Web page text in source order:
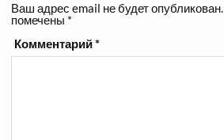
Ваш адрес email не будет опубликован.
помечены *
Комментарий*